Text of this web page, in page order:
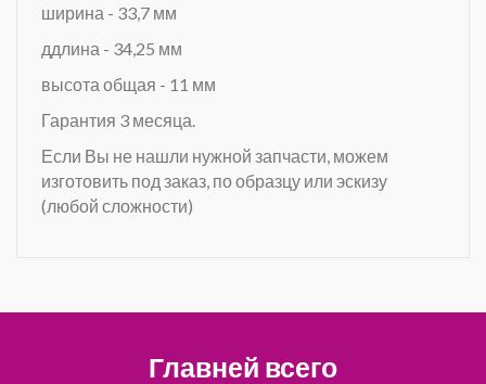
ширина - 33,7 мм
ддлина - 34,25 мм
высота общая - 11 мм
Гарантия 3 месяца.
Если Вы не нашли нужной запчасти, можем
изготовить под заказ, по образцу или эскизу
(любой сложности)
Главней всего